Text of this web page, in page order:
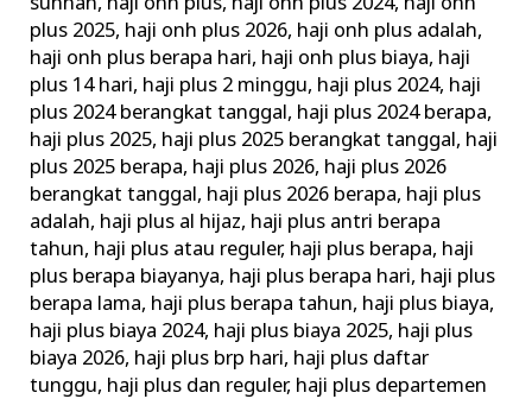
plus 2025, haji onh plus 2026, haji onh plus adalah,
haji onh plus berapa hari, haji onh plus biaya, haji
plus 14 hari, haji plus 2 minggu, haji plus 2024, haji
plus 2024 berangkat tanggal, haji plus 2024 berapa,
haji plus 2025, haji plus 2025 berangkat tanggal, haji
plus 2025 berapa, haji plus 2026, haji plus 2026
berangkat tanggal, haji plus 2026 berapa, haji plus
adalah, haji plus al hijaz, haji plus antri berapa
tahun, haji plus atau reguler, haji plus berapa, haji
plus berapa biayanya, haji plus berapa hari, haji plus
berapa lama, haji plus berapa tahun, haji plus biaya,
haji plus biaya 2024, haji plus biaya 2025, haji plus
biaya 2026, haji plus brp hari, haji plus daftar
tunggu, haji plus dan reguler, haji plus departemen